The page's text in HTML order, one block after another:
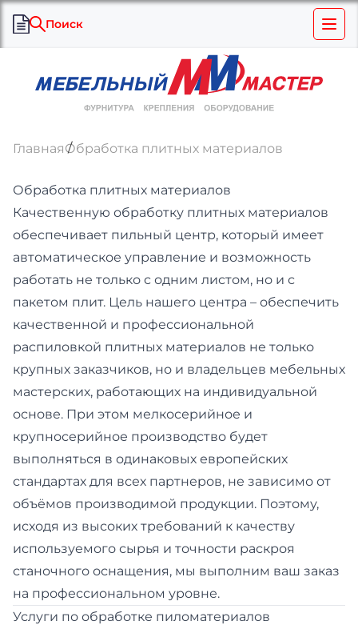
Поиск
ГлавнаяОбработка плитных материалов
Обработка плитных материалов
Качественную обработку плитных материалов
обеспечивает пильный центр, который имеет
автоматическое управление и возможность
работать не только с одним листом, но и с
пакетом плит. Цель нашего центра – обеспечить
качественной и профессиональной
распиловкой плитных материалов не только
крупных заказчиков, но и владельцев мебельных
мастерских, работающих на индивидуальной
основе. При этом мелкосерийное и
крупносерийное производство будет
выполняться в одинаковых европейских
стандартах для всех партнеров, не зависимо от
объёмов производимой продукции. Поэтому,
исходя из высоких требований к качеству
используемого сырья и точности раскроя
станочного оснащения, мы выполним ваш заказ
на профессиональном уровне.
Услуги по обработке пиломатериалов